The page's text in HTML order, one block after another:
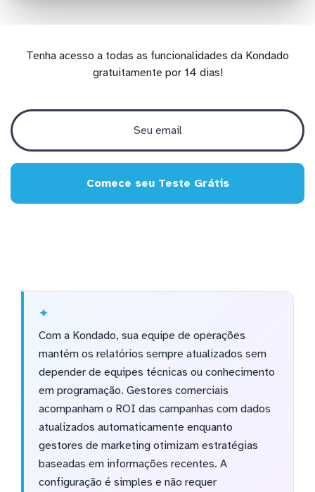
Tenha acesso a todas as funcionalidades da Kondado
gratuitamente por 14 dias!
Comece seu Teste Grátis
Com a Kondado, sua equipe de operações
mantém os relatórios sempre atualizados sem
depender de equipes técnicas ou conhecimento
em programação. Gestores comerciais
acompanham o ROI das campanhas com dados
atualizados automaticamente enquanto
gestores de marketing otimizam estratégias
baseadas em informações recentes. A
configuração é simples e não requer